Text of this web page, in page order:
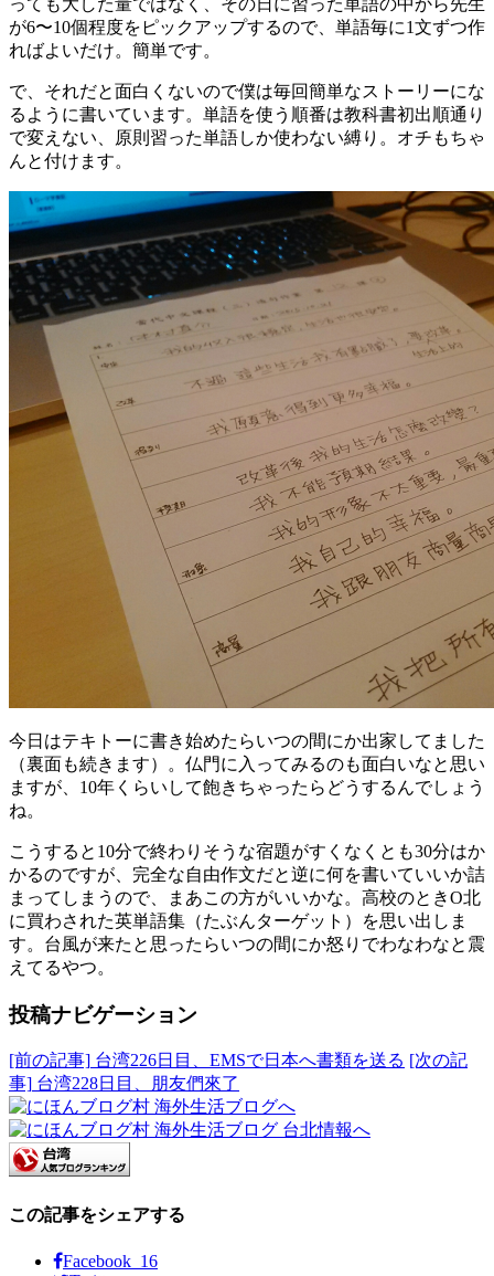
が6〜10個程度をピックアップするので、単語毎に1文ずつ作
ればよいだけ。簡単です。
で、それだと面白くないので僕は毎回簡単なストーリーにな
るように書いています。単語を使う順番は教科書初出順通り
で変えない、原則習った単語しか使わない縛り。オチもちゃ
んと付けます。
今日はテキトーに書き始めたらいつの間にか出家してました
（裏面も続きます）。仏門に入ってみるのも面白いなと思い
ますが、10年くらいして飽きちゃったらどうするんでしょう
ね。
こうすると10分で終わりそうな宿題がすくなくとも30分はか
かるのですが、完全な自由作文だと逆に何を書いていいか詰
まってしまうので、まあこの方がいいかな。高校のときО北
に買わされた英単語集（たぶんターゲット）を思い出しま
す。台風が来たと思ったらいつの間にか怒りでわなわなと震
えてるやつ。
投稿ナビゲーション
[前の記事] 台湾226日目、EMSで日本へ書類を送る [次の記
事] 台湾228日目、朋友們來了
この記事をシェアする
Facebook 16